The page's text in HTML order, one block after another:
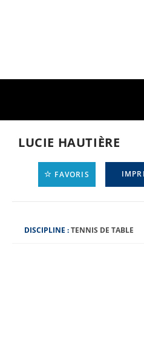
LUCIE HAUTIÈRE
FAVORIS
D
DISCIPLINE :TENNIS DE TABLE